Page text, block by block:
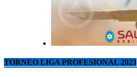
TORNEO LIGA PROFESIONAL 2023